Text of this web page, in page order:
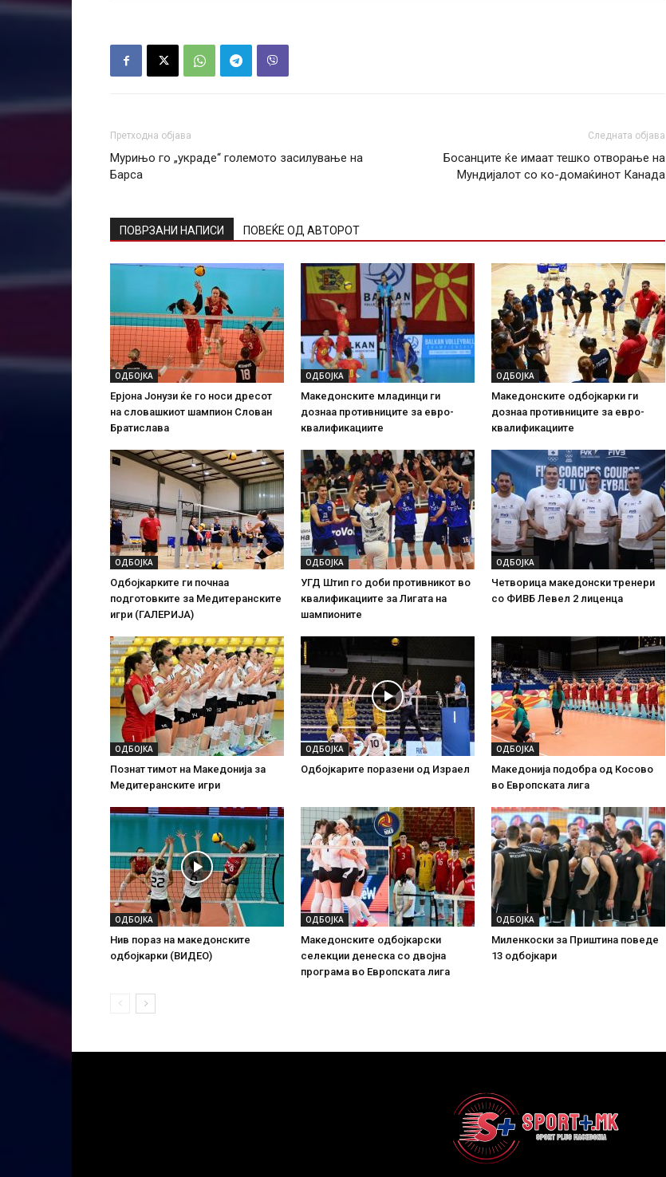
Претходна објава
Мурињо го „украде“ големото засилување на
Барса
Следната објава
Босанците ќе имаат тешко отворање на
Мундијалот со ко-домаќинот Канада
ПОВРЗАНИ НАПИСИ ПОВЕЌЕ ОД АВТОРОТ
ОДБОЈКА
Ерјона Јонузи ќе го носи дресот
на словашкиот шампион Слован
Братислава
ОДБОЈКА
Македонските младинци ги
дознаа противниците за евро-
квалификациите
ОДБОЈКА
Македонските одбојкарки ги
дознаа противниците за евро-
квалификациите
ОДБОЈКА
Одбојкарките ги почнаа
подготовките за Медитеранските
игри (ГАЛЕРИЈА)
ОДБОЈКА
УГД Штип го доби противникот во
квалификациите за Лигата на
шампионите
ОДБОЈКА
Четворица македонски тренери
со ФИВБ Левел 2 лиценца
ОДБОЈКА
Познат тимот на Македонија за
Медитеранските игри
ОДБОЈКА
Одбојкарите поразени од Израел
ОДБОЈКА
Македонија подобра од Косово
во Европската лига
ОДБОЈКА
Нив пораз на македонските
одбојкарки (ВИДЕО)
ОДБОЈКА
Македонските одбојкарски
селекции денеска со двојна
програма во Европската лига
ОДБОЈКА
Миленкоски за Приштина поведе
13 одбојкари